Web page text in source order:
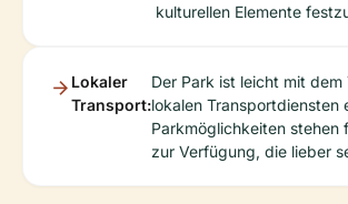
kulturellen Elemente
Lokaler
Transport:
Der Park ist leicht mit dem
lokalen Transportdiensten
Parkmöglichkeiten stehen
zur Verfügung, die lieber